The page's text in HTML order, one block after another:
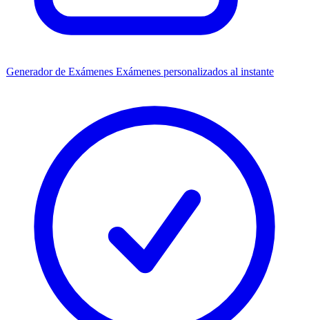
Generador de Exámenes Exámenes personalizados al instante